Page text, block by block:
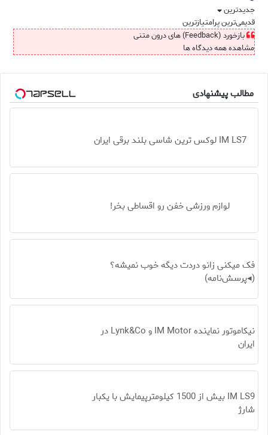
جدیدترین
قدیمی‌ترینپرامتیازترین
بازخورد (Feedback) های درون متنی
مشاهده همه دیدگاه ها
مطالب پیشنهادی
IM LS7 لوکس ترین شاسی بلند برقی ایران
لوازم ورزشی خفن رو اقساطی بخر!
فک میکنی زانو دردت دیگه خوب نمیشه؟
(◂پرسش‌نامه)
نیکاموتور نماینده IM Motor و Lynk&Co در
ایران
IM LS9 بیش از 1500 کیلومترپیمایش با یکبار
شارژ